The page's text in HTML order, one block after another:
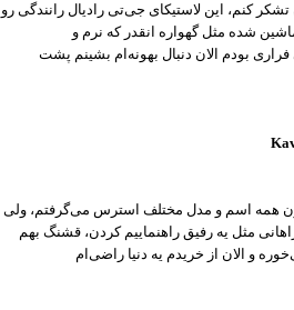
کنم، این لاستیکای جی‌تی رادیال رانندگی رو
شده مثل گهواره انقدر که نرم و
بودم الان دنبال بهونه‌ام بشینم پشت
همه اسم و مدل مختلف استرس می‌گرفتم، ولی
مثل یه رفیق راهنماییم کردن، قشنگ بهم
و الان از خریدم یه دنیا راضی‌ام